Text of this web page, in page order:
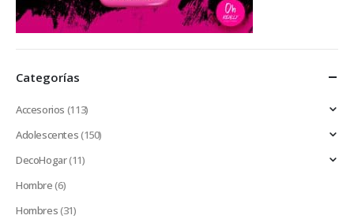
Categorías
Accesorios (113)
Adolescentes(150)
DecoHogar(11)
Hombre(6)
Hombres(31)